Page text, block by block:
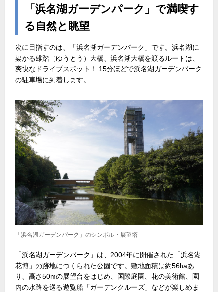
「浜名湖ガーデンパーク」で満喫す
る自然と眺望
次に目指すのは、「浜名湖ガーデンパーク」です。浜名湖に
架かる雄踏（ゆうとう）大橋、浜名湖大橋を渡るルートは、
爽快なドライブスポット！ 15分ほどで浜名湖ガーデンパーク
の駐車場に到着します。
「浜名湖ガーデンパーク」のシンボル・展望塔
「浜名湖ガーデンパーク」は、2004年に開催された「浜名湖
花博」の跡地につくられた公園です。敷地面積は約56haあ
り、高さ50mの展望台をはじめ、国際庭園、花の美術館、園
内の水路を巡る遊覧船「ガーデンクルーズ」などが楽しめま